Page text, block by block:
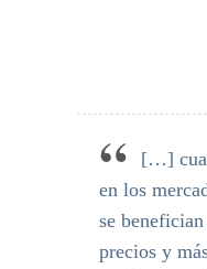
[…]
en los
se
precios y